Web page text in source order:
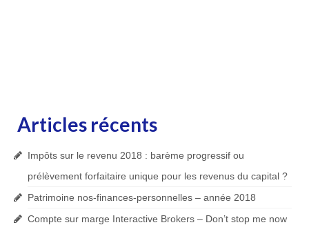
Articles récents
Impôts sur le revenu 2018 : barème progressif ou
prélèvement forfaitaire unique pour les revenus du capital ?
Patrimoine nos-finances-personnelles – année 2018
Compte sur marge Interactive Brokers – Don’t stop me now